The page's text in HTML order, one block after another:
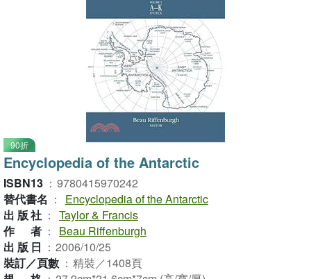
90折
Encyclopedia of the Antarctic
ISBN13 ： 9780415970242
替代書名 ：
Encyclopedia of the Antarctic
出版社 ： Taylor & Francis
作者 ：
Beau Riffenburgh
出版日 ： 2006/10/25
裝訂／頁數 ： 精裝／1408頁